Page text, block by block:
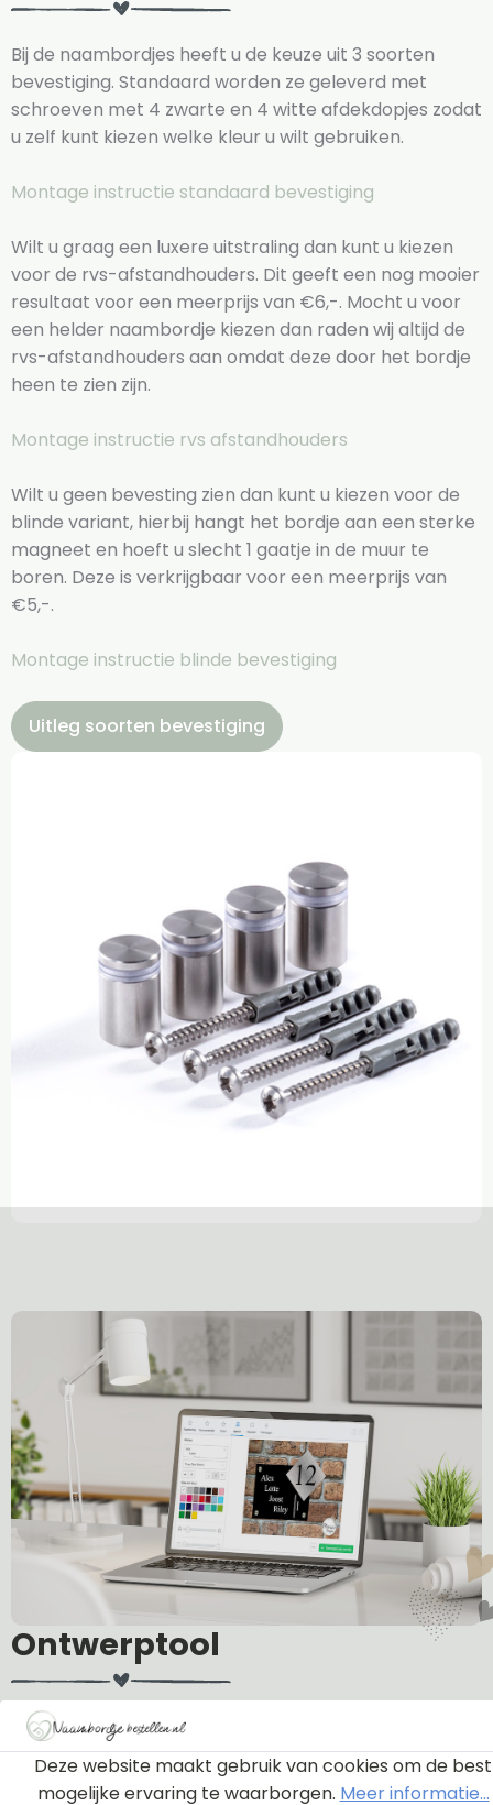
Bij de naambordjes heeft u de keuze uit 3 soorten
bevestiging. Standaard worden ze geleverd met
schroeven met 4 zwarte en 4 witte afdekdopjes zodat
u zelf kunt kiezen welke kleur u wilt gebruiken.
Montage instructie standaard bevestiging
Wilt u graag een luxere uitstraling dan kunt u kiezen
voor de rvs-afstandhouders. Dit geeft een nog mooier
resultaat voor een meerprijs van €6,-. Mocht u voor
een helder naambordje kiezen dan raden wij altijd de
rvs-afstandhouders aan omdat deze door het bordje
heen te zien zijn.
Montage instructie rvs afstandhouders
Wilt u geen bevesting zien dan kunt u kiezen voor de
blinde variant, hierbij hangt het bordje aan een sterke
magneet en hoeft u slecht 1 gaatje in de muur te
boren. Deze is verkrijgbaar voor een meerprijs van
€5,-.
Montage instructie blinde bevestiging
Uitleg soorten bevestiging
Ontwerptool
Via onderstaande knop komt u bij een instructie en
een tutorial die u een rondleiding geeft door de
ontwerptool. Hierdoor weet u precies hoe u zelf uw
Deze website maakt gebruik van cookies om de best
mogelijke ervaring te waarborgen. Meer informatie...